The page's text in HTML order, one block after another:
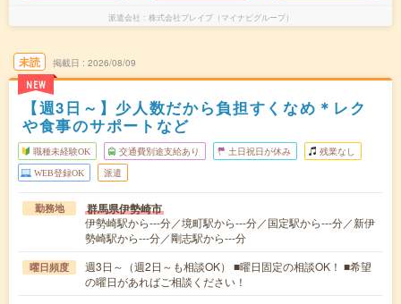
派遣会社 株式会社ブレイブ（マイナビグループ）
未読
NEW
掲載日 2026/08/09
【週3日～】少人数だから負担すくなめ＊レク
や食事のサポートなど
職種未経験OK 交通費別途支給あり 土日祝日が休み 残業なし
WEB登録OK 派遣
勤務地 群馬県伊勢崎市
伊勢崎駅から---分／境町駅から---分／国定駅から---分／新伊
勢崎駅から---分／剛志駅から---分
曜日頻度
週3日～（週2日～も相談OK） ■曜日固定の相談OK！ ■希望
の曜日があればご相談ください！